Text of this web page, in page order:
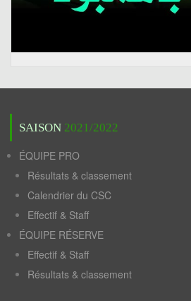
SAISON 2021/2022
ÉQUIPE PRO
Résultats & classement
Calendrier du CSC
Effectif & Staff
ÉQUIPE RÉSERVE
Effectif & Staff
Résultats & classement